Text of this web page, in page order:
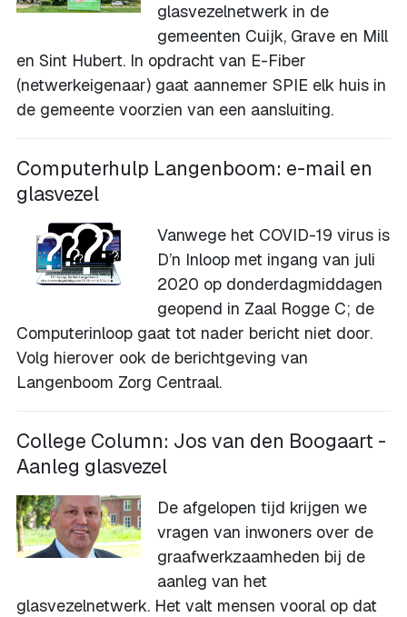
glasvezelnetwerk in de
gemeenten Cuijk, Grave en Mill
en Sint Hubert. In opdracht van E-Fiber
(netwerkeigenaar) gaat aannemer SPIE elk huis in
de gemeente voorzien van een aansluiting.
Computerhulp Langenboom: e-mail en
glasvezel
Vanwege het COVID-19 virus is
D’n Inloop met ingang van juli
2020 op donderdagmiddagen
geopend in Zaal Rogge C; de
Computerinloop gaat tot nader bericht niet door.
Volg hierover ook de berichtgeving van
Langenboom Zorg Centraal.
College Column: Jos van den Boogaart -
Aanleg glasvezel
De afgelopen tijd krijgen we
vragen van inwoners over de
graafwerkzaamheden bij de
aanleg van het
glasvezelnetwerk. Het valt mensen vooral op dat